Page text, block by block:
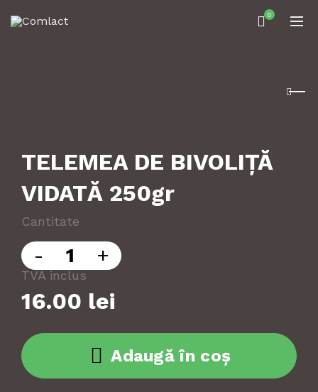
0
TELEMEA DE BIVOLIȚĂ
VIDATĂ 250gr
Cantitate
Cantitate
TVA inclus
16.00 lei
Adaugă în coș